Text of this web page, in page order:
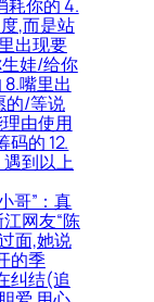
耗你的 4.
,而是站
出现要
娃/给你
嘴里出
的/等说
由使用
码的 12.
到以上
哥”：真
网友“陈
面,她说
的季
纠结(追